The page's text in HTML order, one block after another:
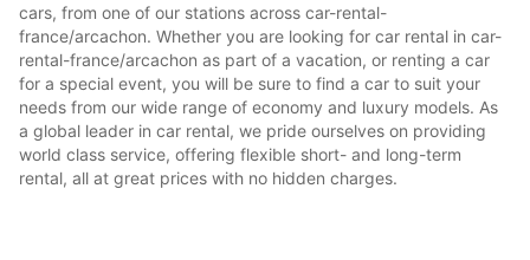
cars, from one of our stations across car-rental-
france/arcachon. Whether you are looking for car rental in car-
rental-france/arcachon as part of a vacation, or renting a car
for a special event, you will be sure to find a car to suit your
needs from our wide range of economy and luxury models. As
a global leader in car rental, we pride ourselves on providing
world class service, offering flexible short- and long-term
rental, all at great prices with no hidden charges.